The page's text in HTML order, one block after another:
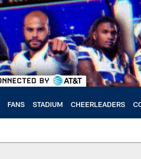
FANS STADIUM CHEERLEADERS